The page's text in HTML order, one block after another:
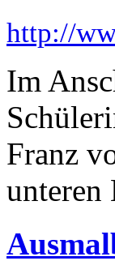
http://
Im
Franz
unteren